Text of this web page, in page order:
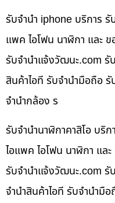
รับจำนำ iphone บริการ รั
แพค ไอโฟน นาฬิกา และ
รับจํานําแจ้งวัฒนะ.com รั
สินค้าไอที รับจำนำมือถือ
จำนำกล้อง ร
รับจำนำนาฬิกาคาสิโอ บริ
ไอแพค ไอโฟน นาฬิกา แล
รับจํานําแจ้งวัฒนะ.com รั
จำนำสินค้าไอที รับจำนำมื